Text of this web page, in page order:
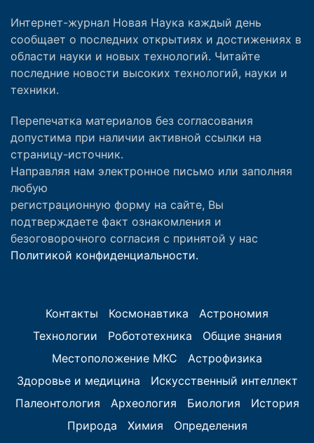
Интернет-журнал Новая Наука каждый день
сообщает о последних открытиях и достижениях в
области науки и новых технологий. Читайте
последние новости высоких технологий, науки и
техники.
Перепечатка материалов без согласования
допустима при наличии активной ссылки на
страницу-источник.
Направляя нам электронное письмо или заполняя
любую
регистрационную форму на сайте, Вы
подтверждаете факт ознакомления и
безоговорочного согласия с принятой у нас
Политикой конфиденциальности.
Контакты Космонавтика
Астрономия
Технологии
Робототехника
Общие знания
Местоположение МКС
Астрофизика
Здоровье и медицина
Искусственный интеллект
Палеонтология
Археология Биология
История
Природа
Химия Определения